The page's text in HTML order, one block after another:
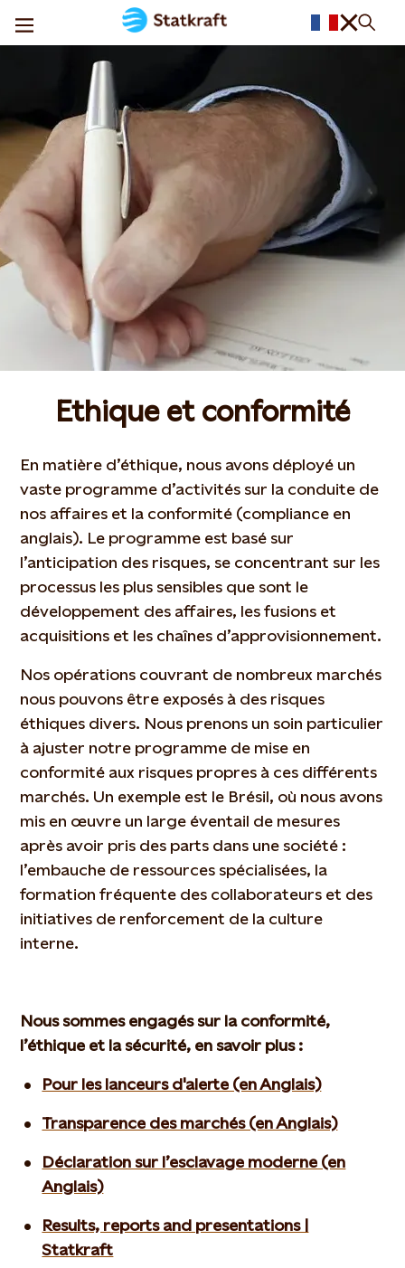
Ethique et conformité
En matière d’éthique, nous avons déployé un
vaste programme d’activités sur la conduite de
nos affaires et la conformité (compliance en
anglais). Le programme est basé sur
l’anticipation des risques, se concentrant sur les
processus les plus sensibles que sont le
développement des affaires, les fusions et
acquisitions et les chaînes d’approvisionnement.
Nos opérations couvrant de nombreux marchés
nous pouvons être exposés à des risques
éthiques divers. Nous prenons un soin particulier
à ajuster notre programme de mise en
conformité aux risques propres à ces différents
marchés. Un exemple est le Brésil, où nous avons
mis en œuvre un large éventail de mesures
après avoir pris des parts dans une société :
l’embauche de ressources spécialisées, la
formation fréquente des collaborateurs et des
initiatives de renforcement de la culture
interne.
Nous sommes engagés sur la conformité,
l’éthique et la sécurité, en savoir plus :
Pour les lanceurs d'alerte (en Anglais)
Transparence des marchés (en Anglais)
Déclaration sur l’esclavage moderne (en
Anglais)
Results, reports and presentations |
Statkraft